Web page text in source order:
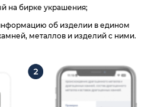
на бирке украшения;
об изделии в едином
металлов и изделий с ними.